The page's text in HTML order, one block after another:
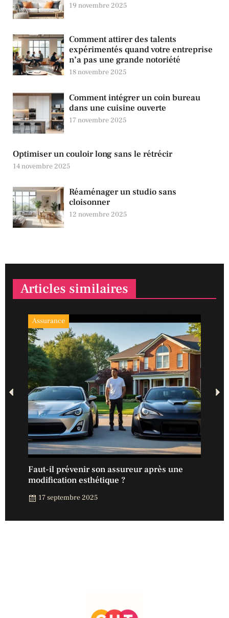
19 novembre 2025
Comment attirer des talents
expérimentés quand votre entreprise
n’a pas une grande notoriété
18 novembre 2025
Comment intégrer un coin bureau
dans une cuisine ouverte
17 novembre 2025
Optimiser un couloir long sans le rétrécir
14 novembre 2025
Réaménager un studio sans
cloisonner
12 novembre 2025
Articles similaires
Assurance
Faut-il prévenir son assureur après une
modification esthétique ?
17 septembre 2025